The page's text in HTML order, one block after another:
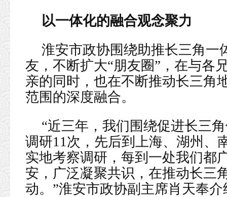
以一体化的融合观念聚力
淮安市政协围绕助推长三角一
友，不断扩大“朋友圈”，在与各
亲的同时，也在不断推动长三角
范围的深度融合。
“近三年，我们围绕促进长三
调研11次，先后到上海、湖州、
实地考察调研，每到一处我们都
安，广泛凝聚共识，在推动长三
动。”淮安市政协副主席肖天奉介